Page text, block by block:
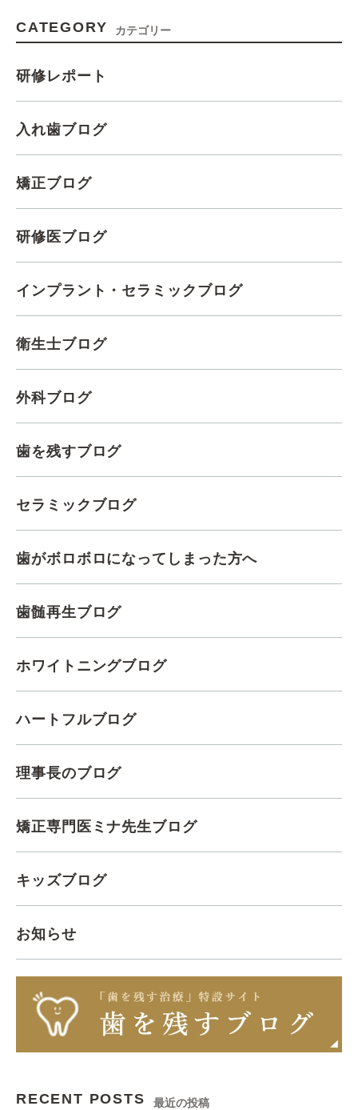
CATEGORY カテゴリー
研修レポート
入れ歯ブログ
矯正ブログ
研修医ブログ
インプラント・セラミックブログ
衛生士ブログ
外科ブログ
歯を残すブログ
セラミックブログ
歯がボロボロになってしまった方へ
歯髄再生ブログ
ホワイトニングブログ
ハートフルブログ
理事長のブログ
矯正専門医ミナ先生ブログ
キッズブログ
お知らせ
RECENT POSTS 最近の投稿